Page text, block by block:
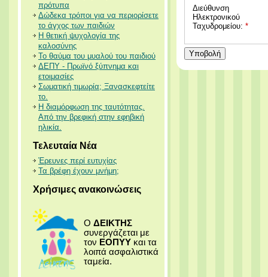
πρότυπα
Δώδεκα τρόποι για να περιορίσετε
το άγχος των παιδιών
Η θετική ψυχολογία της
καλοσύνης
Το θαύμα του μυαλού του παιδιού
ΔΕΠΥ - Πρωϊνό ξύπνημα και
ετοιμασίες
Σωματική τιμωρία; Ξανασκεφτείτε
το.
Η διαμόρφωση της ταυτότητας.
Από την βρεφική στην εφηβική
ηλικία.
Τελευταία Νέα
Έρευνες περί ευτυχίας
Τα βρέφη έχουν μνήμη;
Χρήσιμες ανακοινώσεις
Ο ΔΕΙΚΤΗΣ
συνεργάζεται με
τον ΕΟΠΥΥ και τα
λοιπά ασφαλιστικά
ταμεία.
Διεύθυνση
Ηλεκτρονικού
Ταχυδρομείου: *
Υποβολή